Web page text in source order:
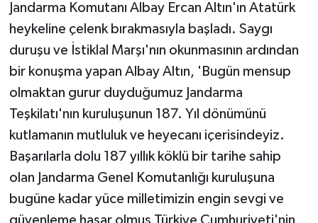
Jandarma Komutanı Albay Ercan Altın'ın Atatürk
heykeline çelenk bırakmasıyla başladı. Saygı
duruşu ve İstiklal Marşı'nın okunmasının ardından
bir konuşma yapan Albay Altın, 'Bugün mensup
olmaktan gurur duyduğumuz Jandarma
Teşkilatı'nın kuruluşunun 187. Yıl dönümünü
kutlamanın mutluluk ve heyecanı içerisindeyiz.
Başarılarla dolu 187 yıllık köklü bir tarihe sahip
olan Jandarma Genel Komutanlığı kuruluşuna
bugüne kadar yüce milletimizin engin sevgi ve